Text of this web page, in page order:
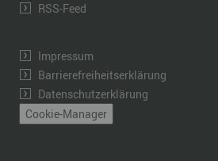
RSS-Feed
Impressum
Barrierefreiheitserklärung
Datenschutzerklärung
Cookie-Manager